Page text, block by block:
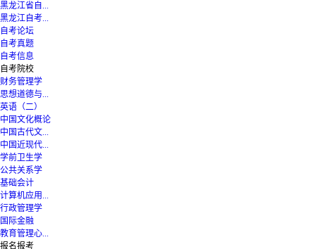
黑龙江省自...
黑龙江自考...
自考论坛
自考真题
自考信息
自考院校
财务管理学
思想道德与...
英语（二）
中国文化概论
中国古代文...
中国近现代...
学前卫生学
公共关系学
基础会计
计算机应用...
行政管理学
国际金融
教育管理心...
报名报考